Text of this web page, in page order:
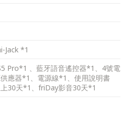
Jack *1
Pro*1 、藍牙語音遙控器*1、4號電
應器*1、電源線*1、使用說明書
30天*1、friDay影音30天*1